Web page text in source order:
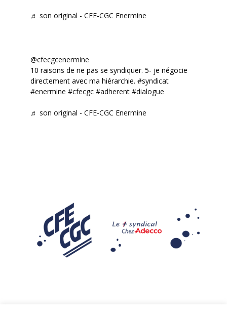
♬ son original - CFE-CGC Enermine
@cfecgcenermine
10 raisons de ne pas se syndiquer. 5- je négocie
directement avec ma hiérarchie. #syndicat
#enermine #cfecgc #adherent #dialogue
♬ son original - CFE-CGC Enermine